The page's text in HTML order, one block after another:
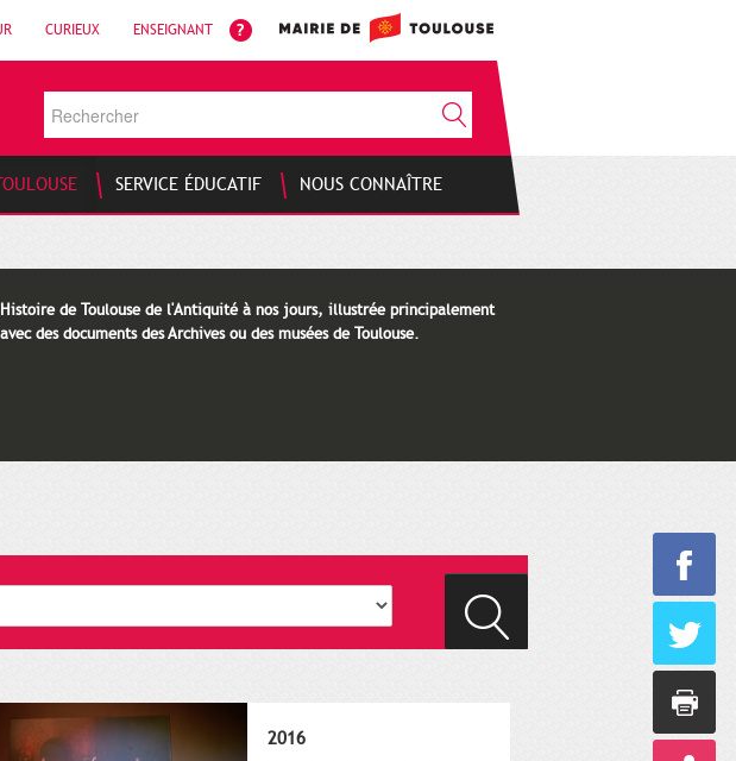
CURIEUX ENSEIGNANT
SERVICE ÉDUCATIF NOUS CONNAÎTRE
Histoire de Toulouse de l'Antiquité à nos jours, illustrée principalement
avec des documents des Archives ou des musées de Toulouse.
2016